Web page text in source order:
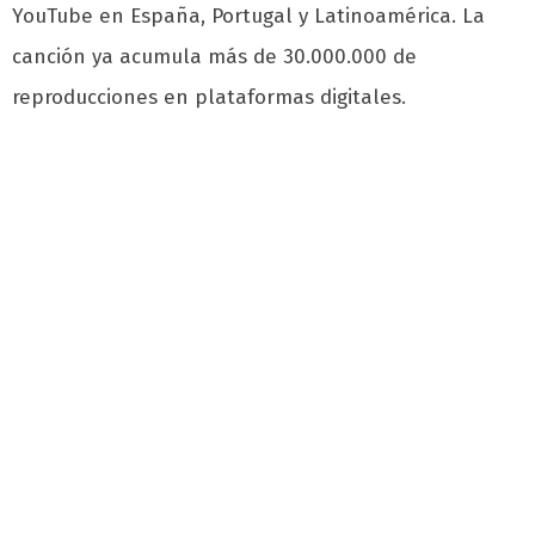
YouTube en España, Portugal y Latinoamérica. La
canción ya acumula más de 30.000.000 de
reproducciones en plataformas digitales.